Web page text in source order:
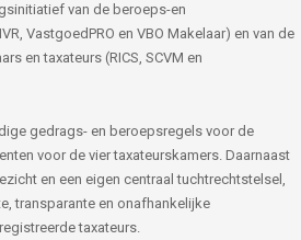
van de beroeps-en
VastgoedPRO en VBO Makelaar) en van de
en taxateurs (RICS, SCVM en
gedrags- en beroepsregels voor de
voor de vier taxateurskamers. Daarnaast
en een eigen centraal tuchtrechtstelsel,
transparante en onafhankelijke
taxateurs.